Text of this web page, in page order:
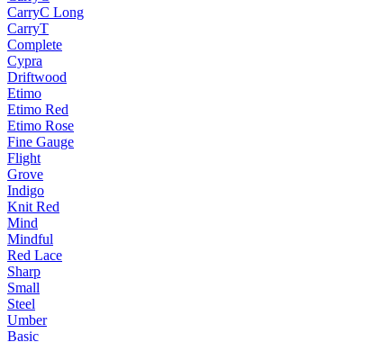
CarryC Long
CarryT
Complete
Cypra
Driftwood
Etimo
Etimo Red
Etimo Rose
Fine Gauge
Flight
Grove
Indigo
Knit Red
Mind
Mindful
Red Lace
Sharp
Small
Steel
Umber
Basic